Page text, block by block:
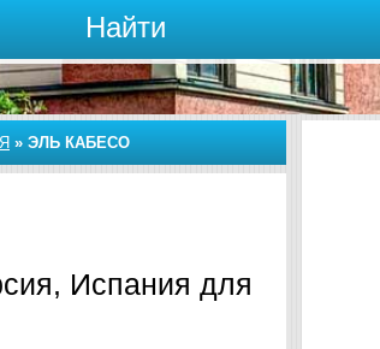
Найти
» ЭЛЬ КАБЕСО
Испания для